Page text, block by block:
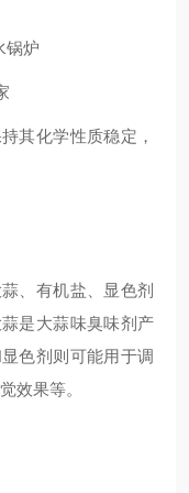
锅炉
其化学性质稳定，
、有机盐、显色剂
是大蒜味臭味剂产
色剂则可能用于调
效果等。